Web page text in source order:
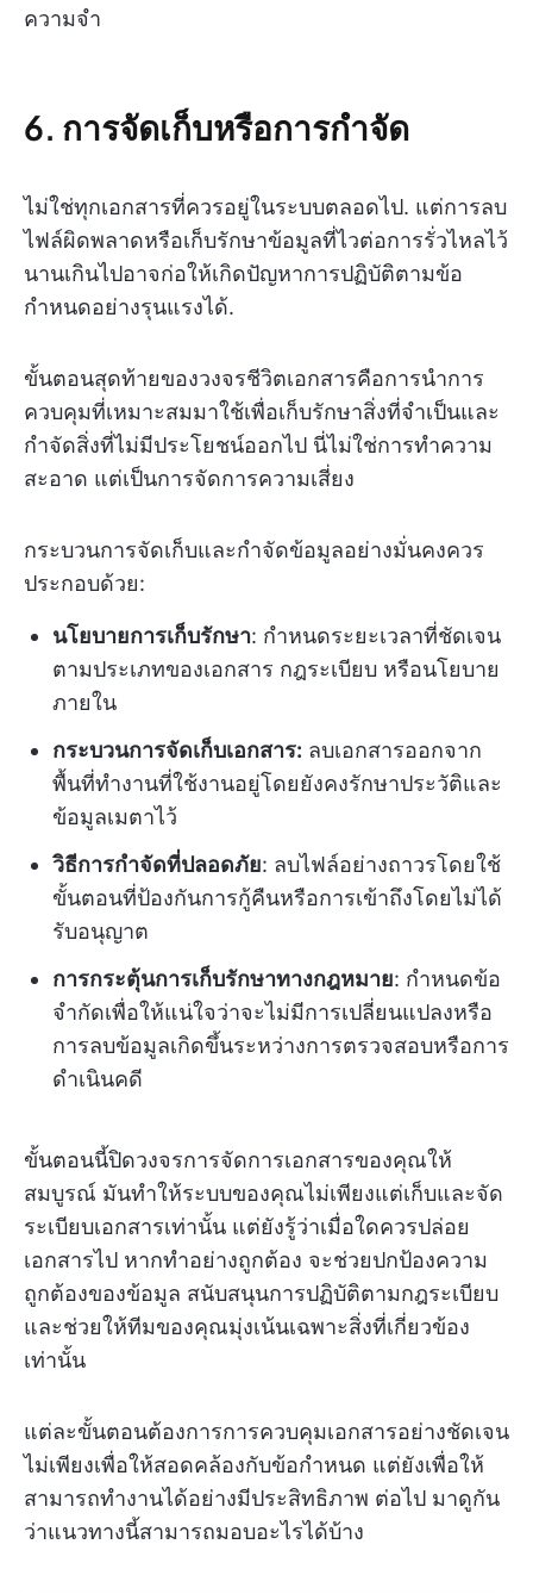
ความจำ
6. การจัดเก็บหรือการกำจัด
ไม่ใช่ทุกเอกสารที่ควรอยู่ในระบบตลอดไป. แต่การลบ
ไฟล์ผิดพลาดหรือเก็บรักษาข้อมูลที่ไวต่อการรั่วไหลไว้
นานเกินไปอาจก่อให้เกิดปัญหาการปฏิบัติตามข้อ
กำหนดอย่างรุนแรงได้.
ขั้นตอนสุดท้ายของวงจรชีวิตเอกสารคือการนำการ
ควบคุมที่เหมาะสมมาใช้เพื่อเก็บรักษาสิ่งที่จำเป็นและ
กำจัดสิ่งที่ไม่มีประโยชน์ออกไป นี่ไม่ใช่การทำความ
สะอาด แต่เป็นการจัดการความเสี่ยง
กระบวนการจัดเก็บและกำจัดข้อมูลอย่างมั่นคงควร
ประกอบด้วย:
นโยบายการเก็บรักษา: กำหนดระยะเวลาที่ชัดเจน
ตามประเภทของเอกสาร กฎระเบียบ หรือนโยบาย
ภายใน
กระบวนการจัดเก็บเอกสาร: ลบเอกสารออกจาก
พื้นที่ทำงานที่ใช้งานอยู่โดยยังคงรักษาประวัติและ
ข้อมูลเมตาไว้
วิธีการกำจัดที่ปลอดภัย: ลบไฟล์อย่างถาวรโดยใช้
ขั้นตอนที่ป้องกันการกู้คืนหรือการเข้าถึงโดยไม่ได้
รับอนุญาต
การกระตุ้นการเก็บรักษาทางกฎหมาย: กำหนดข้อ
จำกัดเพื่อให้แน่ใจว่าจะไม่มีการเปลี่ยนแปลงหรือ
การลบข้อมูลเกิดขึ้นระหว่างการตรวจสอบหรือการ
ดำเนินคดี
ขั้นตอนนี้ปิดวงจรการจัดการเอกสารของคุณให้
สมบูรณ์ มันทำให้ระบบของคุณไม่เพียงแต่เก็บและจัด
ระเบียบเอกสารเท่านั้น แต่ยังรู้ว่าเมื่อใดควรปล่อย
เอกสารไป หากทำอย่างถูกต้อง จะช่วยปกป้องความ
ถูกต้องของข้อมูล สนับสนุนการปฏิบัติตามกฎระเบียบ
และช่วยให้ทีมของคุณมุ่งเน้นเฉพาะสิ่งที่เกี่ยวข้อง
เท่านั้น
แต่ละขั้นตอนต้องการการควบคุมเอกสารอย่างชัดเจน
ไม่เพียงเพื่อให้สอดคล้องกับข้อกำหนด แต่ยังเพื่อให้
สามารถทำงานได้อย่างมีประสิทธิภาพ ต่อไป มาดูกัน
ว่าแนวทางนี้สามารถมอบอะไรได้บ้าง